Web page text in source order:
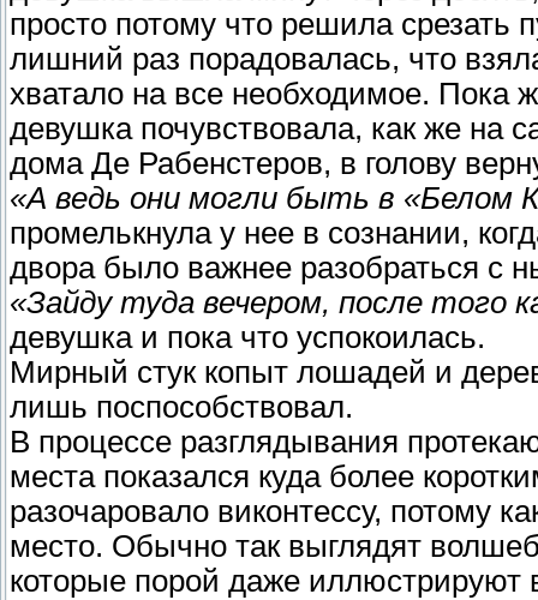
просто потому что решила срезать
лишний раз порадовалась, что
хватало на все необходимое. Пока
девушка почувствовала, как же на
дома Де Рабенстеров, в голову
«А ведь они могли быть в «Белом
промелькнула у нее в сознании,
двора было важнее разобраться с
«Зайду туда вечером, после того
девушка и пока что успокоилась.
Мирный стук копыт лошадей и
лишь поспособствовал.
В процессе разглядывания
места показался куда более
разочаровало виконтессу, потому
место. Обычно так выглядят
которые порой даже иллюстрируют